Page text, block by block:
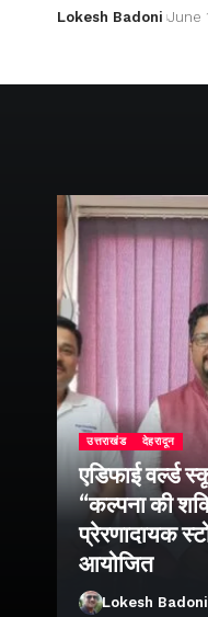
Lokesh Badoni June
उत्तराखंड देहरादून
एडिफाई वर्ल्ड
“कल्पना की
प्रेरणादायक
आयोजित
Lokesh Badoni